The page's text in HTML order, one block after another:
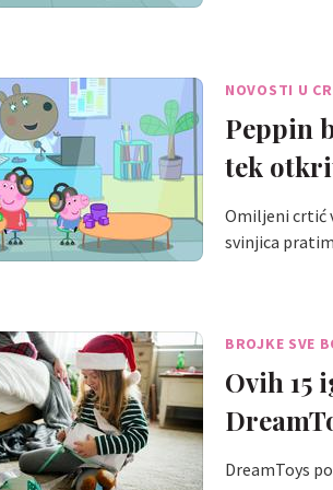
NOVOSTI U
Peppin
tek
Omiljeni crtić
svinjica
BROJKE SVE
Ovih 15
DreamToys